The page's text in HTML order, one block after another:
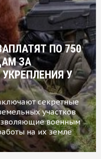
ПО 750
ЗА
У
секретные
участков
военным
на их земле